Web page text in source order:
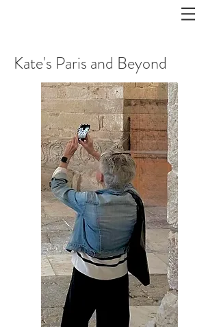
Kate's Paris and Beyond